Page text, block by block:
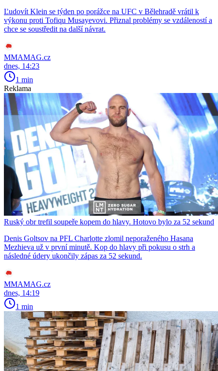
Ľudovít Klein se týden po porážce na UFC v Bělehradě vrátil k
výkonu proti Tofiqu Musayevovi. Přiznal problémy se vzdáleností a
chce se soustředit na další návrat.
MMAMAG.cz
dnes, 14:23
1 min
Reklama
Ruský obr trefil soupeře kopem do hlavy. Hotovo bylo za 52 sekund
Denis Goltsov na PFL Charlotte zlomil neporaženého Hasana
Mezhieva už v první minutě. Kop do hlavy při pokusu o strh a
následné údery ukončily zápas za 52 sekund.
MMAMAG.cz
dnes, 14:19
1 min